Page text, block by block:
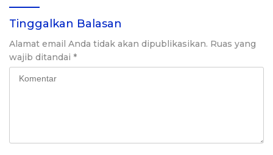
Tinggalkan Balasan
Alamat email Anda tidak akan dipublikasikan. Ruas yang
wajib ditandai *